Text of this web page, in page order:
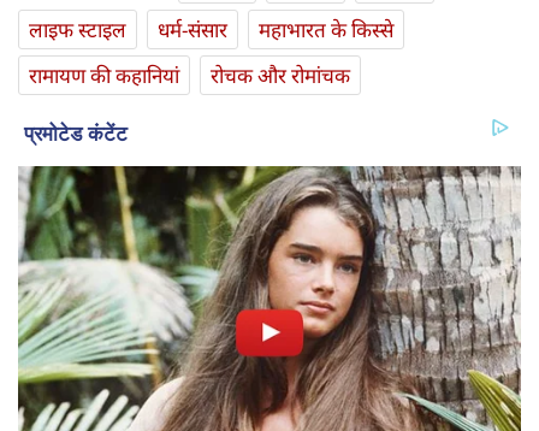
लाइफ स्‍टाइल
धर्म-संसार
महाभारत के किस्से
रामायण की कहानियां
रोचक और रोमांचक